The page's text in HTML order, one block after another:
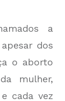
a
dos
o aborto
mulher,
cada vez